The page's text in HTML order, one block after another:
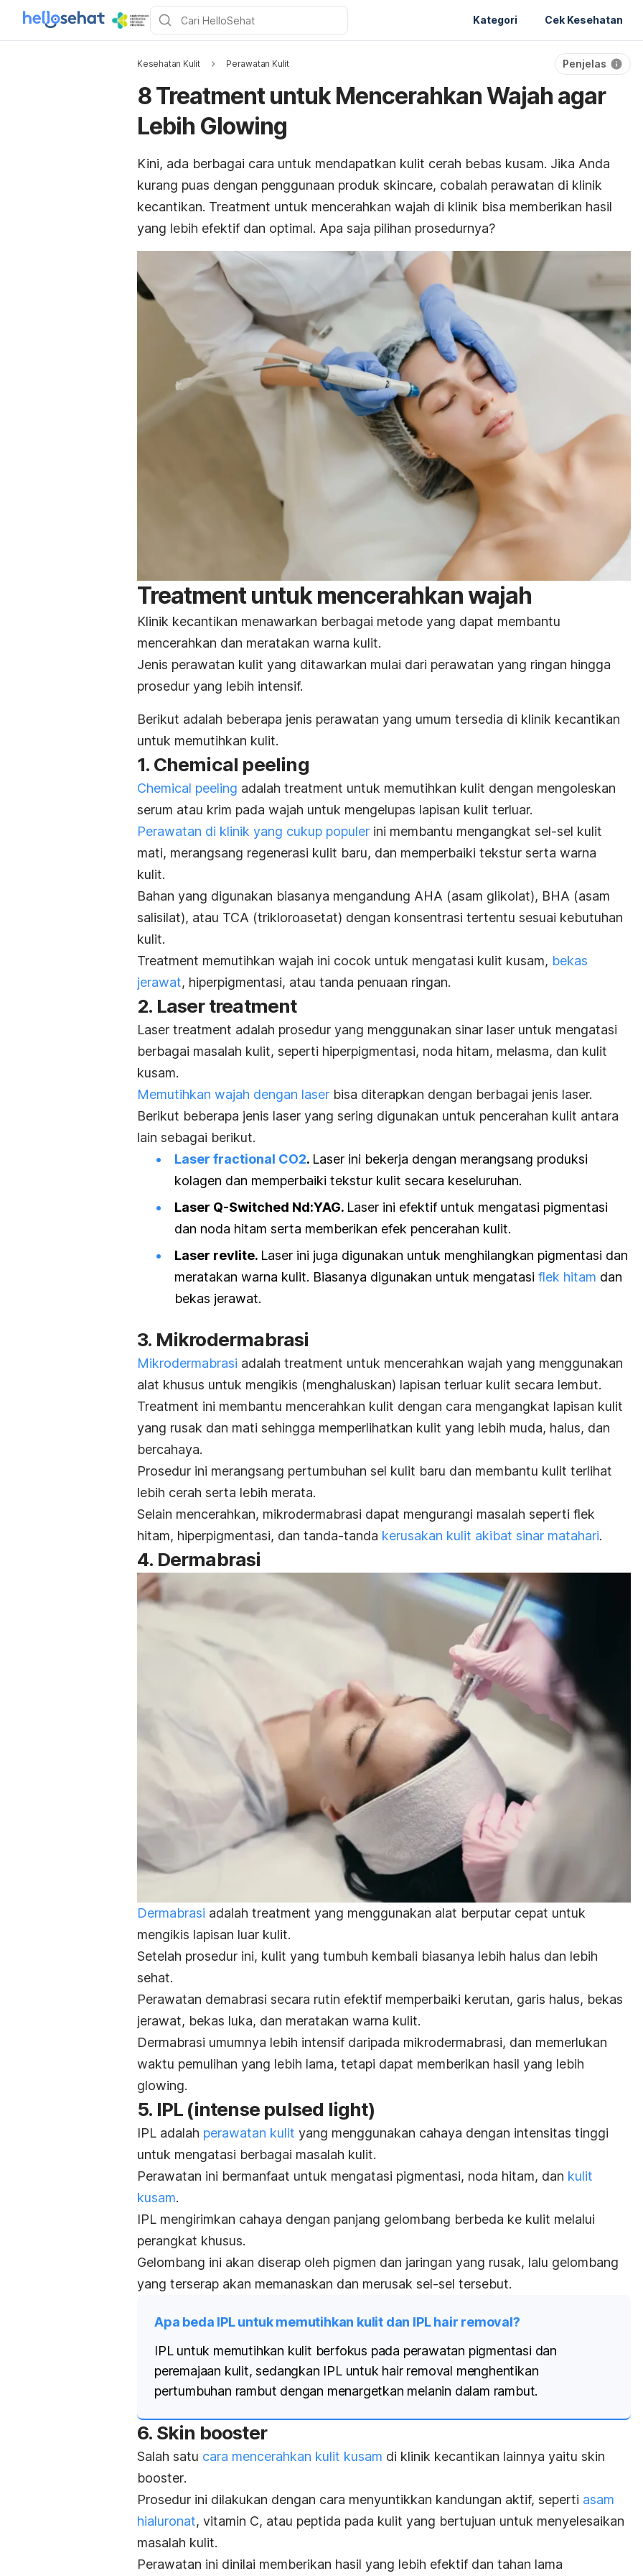
Kategori Cek Kesehatan
Kesehatan Kulit Perawatan Kulit Penjelas
8 Treatment untuk Mencerahkan Wajah agar
Lebih Glowing
Kini, ada berbagai cara untuk mendapatkan kulit cerah bebas kusam. Jika Anda
kurang puas dengan penggunaan produk skincare, cobalah perawatan di klinik
kecantikan. Treatment untuk mencerahkan wajah di klinik bisa memberikan hasil
yang lebih efektif dan optimal. Apa saja pilihan prosedurnya?
Treatment untuk mencerahkan wajah
Klinik kecantikan menawarkan berbagai metode yang dapat membantu
mencerahkan dan meratakan warna kulit.
Jenis perawatan kulit yang ditawarkan mulai dari perawatan yang ringan hingga
prosedur yang lebih intensif.
Berikut adalah beberapa jenis perawatan yang umum tersedia di klinik kecantikan
untuk memutihkan kulit.
1. Chemical peeling
Chemical peeling adalah treatment untuk memutihkan kulit dengan mengoleskan
serum atau krim pada wajah untuk mengelupas lapisan kulit terluar.
Perawatan di klinik yang cukup populer ini membantu mengangkat sel-sel kulit
mati, merangsang regenerasi kulit baru, dan memperbaiki tekstur serta warna
kulit.
Bahan yang digunakan biasanya mengandung AHA (asam glikolat), BHA (asam
salisilat), atau TCA (trikloroasetat) dengan konsentrasi tertentu sesuai kebutuhan
kulit.
Treatment memutihkan wajah ini cocok untuk mengatasi kulit kusam, bekas
jerawat, hiperpigmentasi, atau tanda penuaan ringan.
2. Laser treatment
Laser treatment adalah prosedur yang menggunakan sinar laser untuk mengatasi
berbagai masalah kulit, seperti hiperpigmentasi, noda hitam, melasma, dan kulit
kusam.
Memutihkan wajah dengan laser bisa diterapkan dengan berbagai jenis laser.
Berikut beberapa jenis laser yang sering digunakan untuk pencerahan kulit antara
lain sebagai berikut.
Laser fractional CO2. Laser ini bekerja dengan merangsang produksi
kolagen dan memperbaiki tekstur kulit secara keseluruhan.
Laser Q-Switched Nd:YAG. Laser ini efektif untuk mengatasi pigmentasi
dan noda hitam serta memberikan efek pencerahan kulit.
Laser revlite. Laser ini juga digunakan untuk menghilangkan pigmentasi dan
meratakan warna kulit. Biasanya digunakan untuk mengatasi flek hitam dan
bekas jerawat.
3. Mikrodermabrasi
Mikrodermabrasi adalah treatment untuk mencerahkan wajah yang menggunakan
alat khusus untuk mengikis (menghaluskan) lapisan terluar kulit secara lembut.
Treatment ini membantu mencerahkan kulit dengan cara mengangkat lapisan kulit
yang rusak dan mati sehingga memperlihatkan kulit yang lebih muda, halus, dan
bercahaya.
Prosedur ini merangsang pertumbuhan sel kulit baru dan membantu kulit terlihat
lebih cerah serta lebih merata.
Selain mencerahkan, mikrodermabrasi dapat mengurangi masalah seperti flek
hitam, hiperpigmentasi, dan tanda-tanda kerusakan kulit akibat sinar matahari.
4. Dermabrasi
Dermabrasi adalah treatment yang menggunakan alat berputar cepat untuk
mengikis lapisan luar kulit.
Setelah prosedur ini, kulit yang tumbuh kembali biasanya lebih halus dan lebih
sehat.
Perawatan demabrasi secara rutin efektif memperbaiki kerutan, garis halus, bekas
jerawat, bekas luka, dan meratakan warna kulit.
Dermabrasi umumnya lebih intensif daripada mikrodermabrasi, dan memerlukan
waktu pemulihan yang lebih lama, tetapi dapat memberikan hasil yang lebih
glowing.
5. IPL (intense pulsed light)
IPL adalah perawatan kulit yang menggunakan cahaya dengan intensitas tinggi
untuk mengatasi berbagai masalah kulit.
Perawatan ini bermanfaat untuk mengatasi pigmentasi, noda hitam, dan kulit
kusam.
IPL mengirimkan cahaya dengan panjang gelombang berbeda ke kulit melalui
perangkat khusus.
Gelombang ini akan diserap oleh pigmen dan jaringan yang rusak, lalu gelombang
yang terserap akan memanaskan dan merusak sel-sel tersebut.
Apa beda IPL untuk memutihkan kulit dan IPL hair removal?
IPL untuk memutihkan kulit berfokus pada perawatan pigmentasi dan
peremajaan kulit, sedangkan IPL untuk hair removal menghentikan
pertumbuhan rambut dengan menargetkan melanin dalam rambut.
6. Skin booster
Salah satu cara mencerahkan kulit kusam di klinik kecantikan lainnya yaitu skin
booster.
Prosedur ini dilakukan dengan cara menyuntikkan kandungan aktif, seperti asam
hialuronat, vitamin C, atau peptida pada kulit yang bertujuan untuk menyelesaikan
masalah kulit.
Perawatan ini dinilai memberikan hasil yang lebih efektif dan tahan lama